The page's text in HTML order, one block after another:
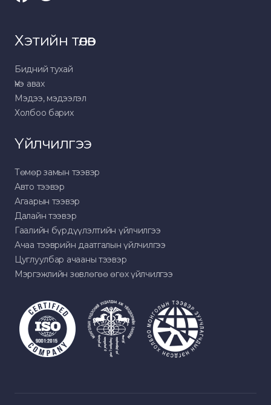
Хэтийн төлөв
Бидний тухай
Үнэ авах
Мэдээ, мэдээлэл
Холбоо барих
Үйлчилгээ
Төмөр замын тээвэр
Авто тээвэр
Агаарын тээвэр
Далайн тээвэр
Гаалийн бүрдүүлэлтийн үйлчилгээ
Ачаа тээврийн даатгалын үйлчилгээ
Цуглуулбар ачааны тээвэр
Мэргэжлийн зөвлөгөө өгөх үйлчилгээ